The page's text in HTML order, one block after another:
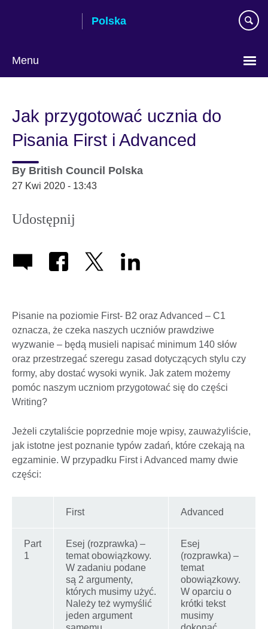
Polska
Menu
Jak przygotować ucznia do
Pisania First i Advanced
By British Council Polska
27 Kwi 2020 - 13:43
Udostępnij
Pisanie na poziomie First- B2 oraz Advanced – C1
oznacza, że czeka naszych uczniów prawdziwe
wyzwanie – będą musieli napisać minimum 140 słów
oraz przestrzegać szeregu zasad dotyczących stylu czy
formy, aby dostać wysoki wynik. Jak zatem możemy
pomóc naszym uczniom przygotować się do części
Writing?
Jeżeli czytaliście poprzednie moje wpisy, zauważyliście,
jak istotne jest poznanie typów zadań, które czekają na
egzaminie. W przypadku First i Advanced mamy dwie
części:
First Advanced
Part
1
Esej (rozprawka) –
temat obowiązkowy.
W zadaniu podane
są 2 argumenty,
których musimy użyć.
Należy też wymyślić
jeden argument
Esej
(rozprawka) –
temat
obowiązkowy.
W oparciu o
krótki tekst
musimy